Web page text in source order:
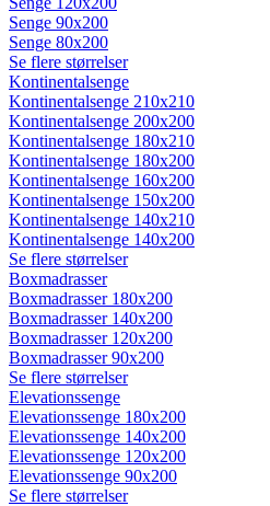
Senge 90x200
Senge 80x200
Se flere størrelser
Kontinentalsenge
Kontinentalsenge 210x210
Kontinentalsenge 200x200
Kontinentalsenge 180x210
Kontinentalsenge 180x200
Kontinentalsenge 160x200
Kontinentalsenge 150x200
Kontinentalsenge 140x210
Kontinentalsenge 140x200
Se flere størrelser
Boxmadrasser
Boxmadrasser 180x200
Boxmadrasser 140x200
Boxmadrasser 120x200
Boxmadrasser 90x200
Se flere størrelser
Elevationssenge
Elevationssenge 180x200
Elevationssenge 140x200
Elevationssenge 120x200
Elevationssenge 90x200
Se flere størrelser